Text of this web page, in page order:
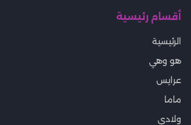
أقسام رئيسية
الرئيسية
هو وهي
عرايس
ماما
ولادى